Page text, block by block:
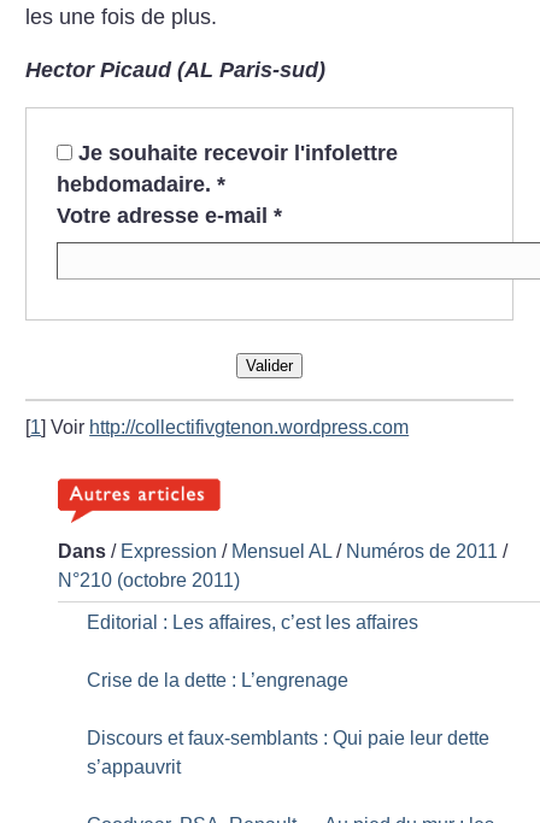
les une fois de plus.
Hector Picaud (AL Paris-sud)
Je souhaite recevoir l'infolettre
hebdomadaire. *
Votre adresse e-mail *
Valider
[1]Voir http://collectifivgtenon.wordpress.com
Dans / Expression / Mensuel AL / Numéros de 2011 /
N°210 (octobre 2011)
Editorial : Les affaires, c’est les affaires
Crise de la dette : L’engrenage
Discours et faux-semblants : Qui paie leur dette
s’appauvrit